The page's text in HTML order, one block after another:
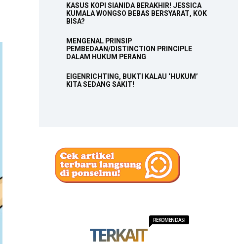
KASUS KOPI SIANIDA BERAKHIR! JESSICA
KUMALA WONGSO BEBAS BERSYARAT, KOK
BISA?
MENGENAL PRINSIP
PEMBEDAAN/DISTINCTION PRINCIPLE
DALAM HUKUM PERANG
EIGENRICHTING, BUKTI KALAU ‘HUKUM’
KITA SEDANG SAKIT!
TERKAIT
REKOMENDASI